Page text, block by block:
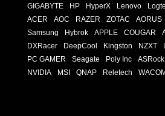
GIGABYTE
HP HyperX Lenovo
ACER
AOC RAZER ZOTAC AORUS
Samsung
Hybrok APPLE COUGAR
DXRacer
DeepCool Kingston NZXT
PC GAMER
Seagate Poly Inc ASRock
NVIDIA
MSI QNAP Reletech WACOM